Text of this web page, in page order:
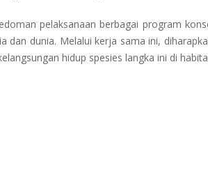
pelaksanaan berbagai program
dan dunia. Melalui kerja sama ini,
hidup spesies langka ini di